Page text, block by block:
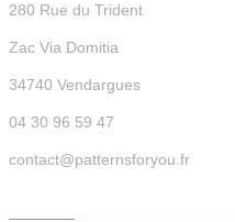
280 Rue du Trident
Zac Via Domitia
34740 Vendargues
04 30 96 59 47
contact@patternsforyou.fr